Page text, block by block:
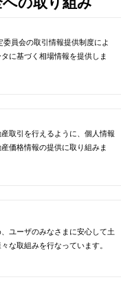
員会の取引情報提供制度によ
に基づく相場情報を提供しま
取引を行えるように、個人情報
価格情報の提供に取り組みま
ユーザのみなさまに安心して土
な取組みを行なっています。